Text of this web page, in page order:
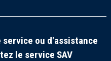
ou d'assistance
le service SAV